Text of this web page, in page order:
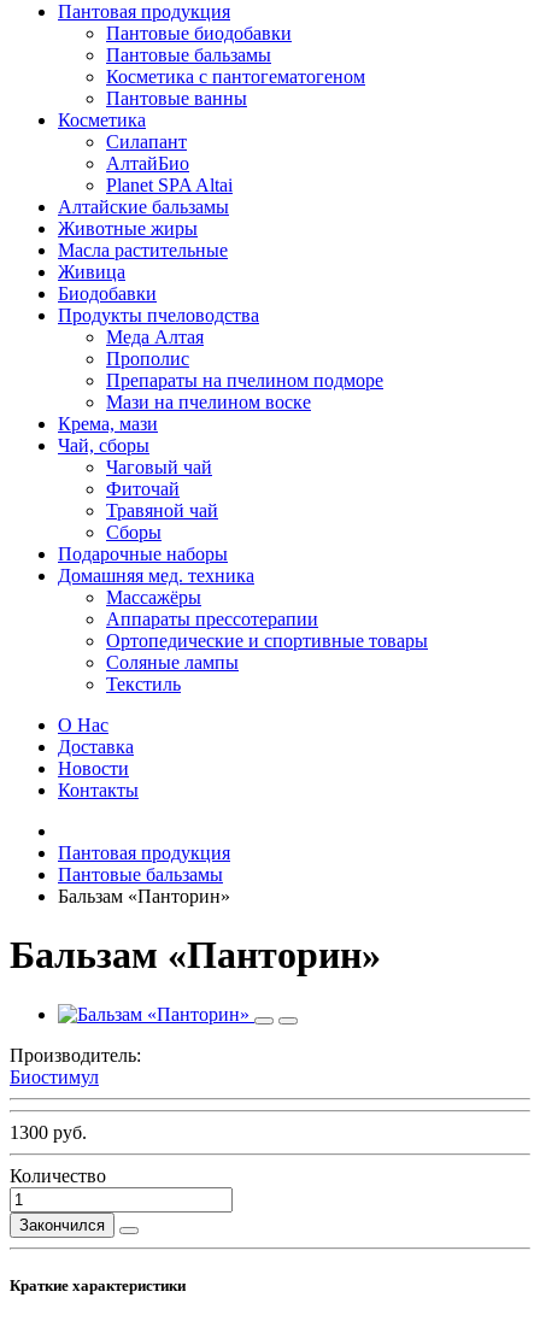
Пантовая продукция
Пантовые биодобавки
Пантовые бальзамы
Косметика с пантогематогеном
Пантовые ванны
Косметика
Силапант
АлтайБио
Planet SPA Altai
Алтайские бальзамы
Животные жиры
Масла растительные
Живица
Биодобавки
Продукты пчеловодства
Меда Алтая
Прополис
Препараты на пчелином подморе
Мази на пчелином воске
Крема, мази
Чай, сборы
Чаговый чай
Фиточай
Травяной чай
Сборы
Подарочные наборы
Домашняя мед. техника
Массажёры
Аппараты прессотерапии
Ортопедические и спортивные товары
Соляные лампы
Текстиль
О Нас
Доставка
Новости
Контакты
Пантовая продукция
Пантовые бальзамы
Бальзам «Панторин»
Бальзам «Панторин»
Производитель:
Биостимул
1300 руб.
Количество
Закончился
Краткие характеристики